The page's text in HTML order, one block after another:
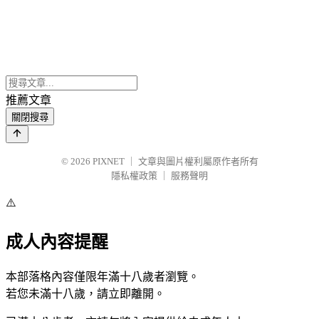
推薦文章
關閉搜尋
© 2026 PIXNET
文章與圖片權利屬原作者所有
隱私權政策
服務聲明
⚠️
成人內容提醒
本部落格內容僅限年滿十八歲者瀏覽。
若您未滿十八歲，請立即離開。